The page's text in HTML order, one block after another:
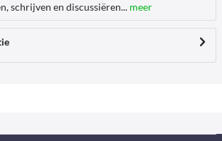
schrijven en discussiëren... meer